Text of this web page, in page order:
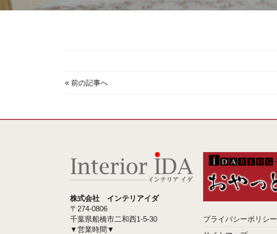
« 前の記事へ
株式会社 インテリアイダ
〒274-0806
千葉県船橋市二和西1-5-30
▼営業時間▼
プライバシーポリシー